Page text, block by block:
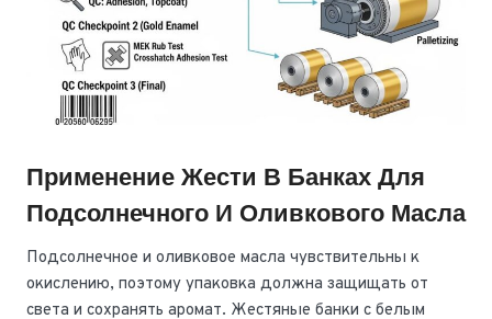
Применение Жести В Банках Для
Подсолнечного И Оливкового Масла
Подсолнечное и оливковое масла чувствительны к
окислению, поэтому упаковка должна защищать от
света и сохранять аромат. Жестяные банки с белым